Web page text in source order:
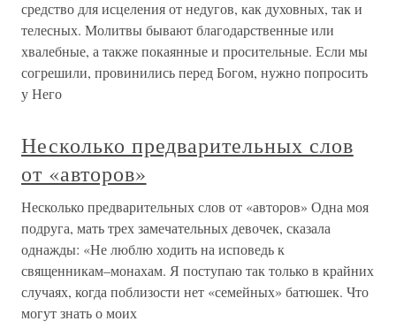
средство для исцеления от недугов, как духовных, так и
телесных. Молитвы бывают благодарственные или
хвалебные, а также покаянные и просительные. Если мы
согрешили, провинились перед Богом, нужно попросить
у Него
Несколько предварительных слов
от «авторов»
Несколько предварительных слов от «авторов» Одна моя
подруга, мать трех замечательных девочек, сказала
однажды: «Не люблю ходить на исповедь к
священникам–монахам. Я поступаю так только в крайних
случаях, когда поблизости нет «семейных» батюшек. Что
могут знать о моих